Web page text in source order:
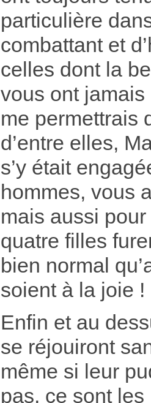
particulière
combattant et
celles dont la
vous ont
me permettrais
d’entre elles,
s’y était
hommes, vous
mais aussi
quatre filles
bien normal
soient à la joie !
Enfin et au
se réjouiront
même si leur
pas, ce sont les